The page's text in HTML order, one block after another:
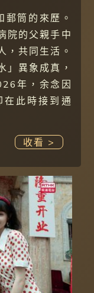
筒的來歷。
院的父親手中
，共同生活。
異象成真，
年，余念因
此時接到通
收看 >